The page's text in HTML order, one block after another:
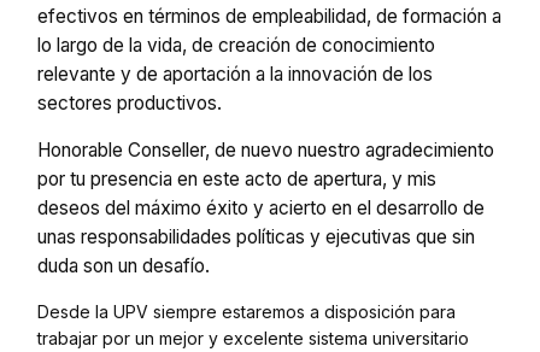
efectivos en términos de empleabilidad, de formación a
lo largo de la vida, de creación de conocimiento
relevante y de aportación a la innovación de los
sectores productivos.
Honorable Conseller, de nuevo nuestro agradecimiento
por tu presencia en este acto de apertura, y mis
deseos del máximo éxito y acierto en el desarrollo de
unas responsabilidades políticas y ejecutivas que sin
duda son un desafío.
Desde la UPV siempre estaremos a disposición para
trabajar por un mejor y excelente sistema universitario